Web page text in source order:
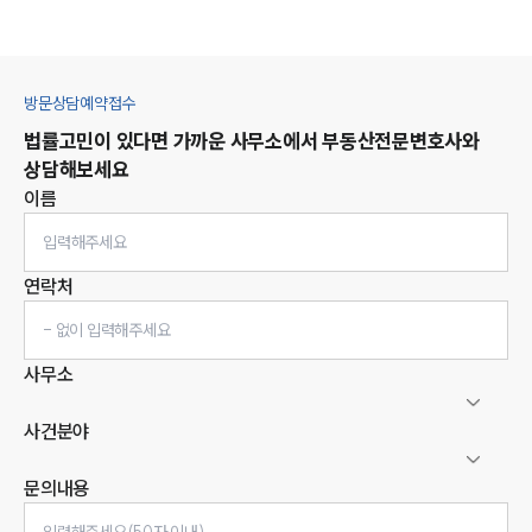
방문상담예약접수
법률고민이 있다면 가까운 사무소에서 부동산전문변호사와
상담해보세요
이름
연락처
사무소
사건분야
문의내용